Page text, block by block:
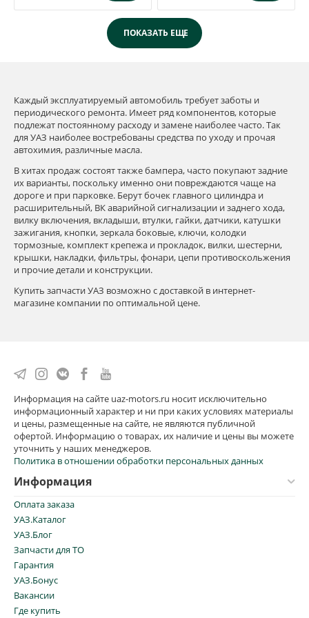
Каждый эксплуатируемый автомобиль требует заботы и
периодического ремонта. Имеет ряд компонентов, которые
подлежат постоянному расходу и замене наиболее часто. Так
для УАЗ наиболее востребованы средства по уходу и прочая
автохимия, различные масла.
В хитах продаж состоят также бампера, часто покупают задние
их варианты, поскольку именно они повреждаются чаще на
дороге и при парковке. Берут бочек главного цилиндра и
расширительный, ВК аварийной сигнализации и заднего хода,
вилку включения, вкладыши, втулки, гайки, датчики, катушки
зажигания, кнопки, зеркала боковые, ключи, колодки
тормозные, комплект крепежа и прокладок, вилки, шестерни,
крышки, накладки, фильтры, фонари, цепи противоскольжения
и прочие детали и конструкции.
Купить запчасти УАЗ возможно с доставкой в интернет-
магазине компании по оптимальной цене.
Информация на сайте uaz-motors.ru носит исключительно
информационный характер и ни при каких условиях материалы
и цены, размещенные на сайте, не являются публичной
офертой. Информацию о товарах, их наличие и цены вы можете
уточнить у наших менеджеров.
Политика в отношении обработки персональных данных
Информация
Оплата заказа
УАЗ.Каталог
УАЗ.Блог
Запчасти для ТО
Гарантия
УАЗ.Бонус
Вакансии
Где купить